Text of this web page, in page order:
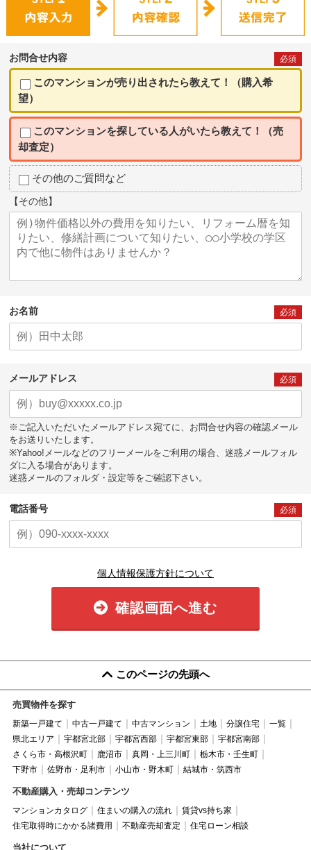
お問合せ内容 必須
このマンションが売り出されたら教えて！（購入希
望）
このマンションを探している人がいたら教えて！（売
却査定）
その他のご質問など
【その他】
お名前 必須
メールアドレス 必須
※ご記入いただいたメールアドレス宛てに、お問合せ内容の確認メール
をお送りいたします。
※Yahoo!メールなどのフリーメールをご利用の場合、迷惑メールフォル
ダに入る場合があります。
迷惑メールのフォルダ・設定等をご確認下さい。
電話番号 必須
個人情報保護方針について
確認画面へ進む
このページの先頭へ
売買物件を探す
新築一戸建て 中古一戸建て 中古マンション 土地 分譲住宅
一覧
県北エリア
宇都宮北部 宇都宮西部 宇都宮東部
宇都宮南部
さくら市・高根沢町
鹿沼市 真岡・上三川町
栃木市・壬生町
下野市
佐野市・足利市 小山市・野木町 結城市・筑西市
不動産購入・売却コンテンツ
マンションカタログ 住まいの購入の流れ
賃貸vs持ち家
住宅取得時にかかる諸費用
不動産売却査定 住宅ローン相談
当社について